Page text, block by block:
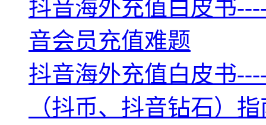
抖音海外充值白皮书
音会员充值难题
抖音海外充值白皮书
（抖币、抖音钻石）